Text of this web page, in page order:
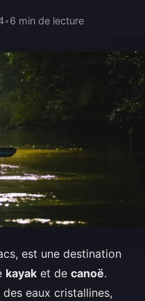
•6 min de lecture
est une destination
kayak et de canoë.
eaux cristallines,